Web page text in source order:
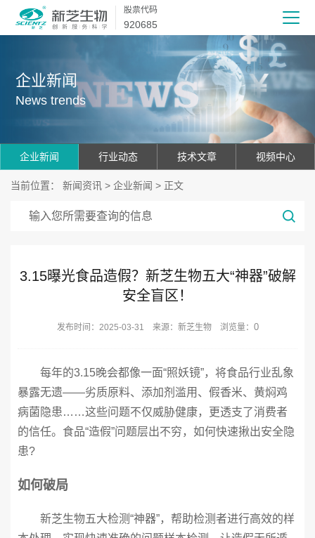
股票代码
920685
企业新闻
News trends
企业新闻 行业动态 技术文章 视频中心
当前位置： 新闻资讯 > 企业新闻 > 正文
3.15曝光食品造假？新芝生物五大“神器”破解
安全盲区！
发布时间：2025-03-31 来源：新芝生物 浏览量： 0
每年的3.15晚会都像一面“照妖镜”，将食品行业乱象
暴露无遗——劣质原料、添加剂滥用、假香米、黄焖鸡
病菌隐患……这些问题不仅威胁健康，更透支了消费者
的信任。食品“造假”问题层出不穷，如何快速揪出安全隐
患?
如何破局
新芝生物五大检测“神器”，帮助检测者进行高效的样